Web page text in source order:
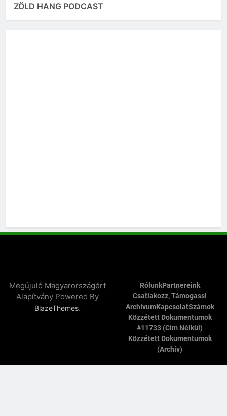
ZÖLD HANG PODCAST
Megújuló Magyarországért
Alapítvány Powered By
BlazeThemes.
RólunkPartnereink
Csatlakozz, Támogass!
ArchívumKapcsolatSzámok
Közzétett Dokumentumok
#11733 (cím Nélkül)
Közzétett Dokumentumok
(archív)